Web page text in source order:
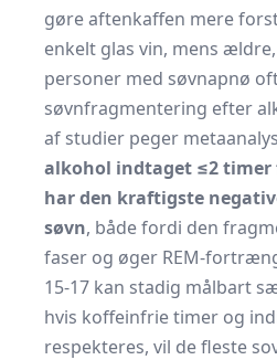
gøre aftenkaffen mere
enkelt glas vin, mens
personer med søvnapnø
søvnfragmentering efter
af studier peger
alkohol indtaget ≤2 timer
har den kraftigste
søvn, både fordi den
faser og øger REM-
15-17 kan stadig målbart
hvis koffeinfrie timer og
respekteres, vil de fleste